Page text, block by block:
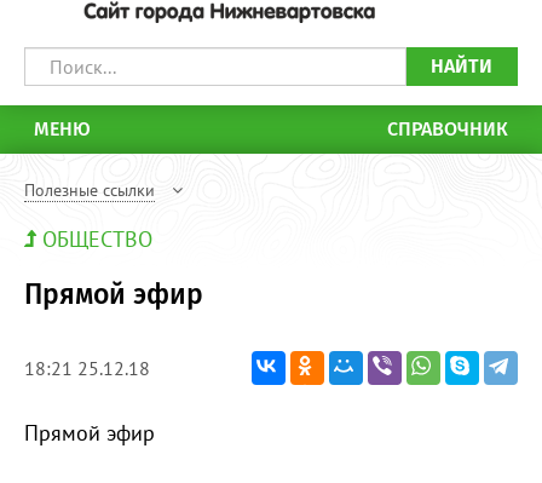
НАЙТИ
МЕНЮ СПРАВОЧНИК
Полезные ссылки
ОБЩЕСТВО
Прямой эфир
18:21 25.12.18
Прямой эфир